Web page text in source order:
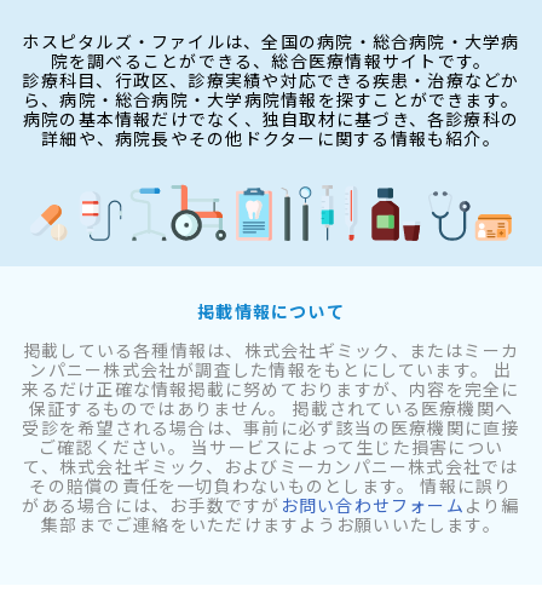
ホスピタルズ・ファイルは、全国の病院・総合病院・大学病
院を調べることができる、総合医療情報サイトです。
診療科目、行政区、診療実績や対応できる疾患・治療などか
ら、病院・総合病院・大学病院情報を探すことができます。
病院の基本情報だけでなく、独自取材に基づき、各診療科の
詳細や、病院長やその他ドクターに関する情報も紹介。
掲載情報について
掲載している各種情報は、株式会社ギミック、またはミーカ
ンパニー株式会社が調査した情報をもとにしています。 出
来るだけ正確な情報掲載に努めておりますが、内容を完全に
保証するものではありません。 掲載されている医療機関へ
受診を希望される場合は、事前に必ず該当の医療機関に直接
ご確認ください。 当サービスによって生じた損害につい
て、株式会社ギミック、およびミーカンパニー株式会社では
その賠償の責任を一切負わないものとします。 情報に誤り
がある場合には、お手数ですが お問い合わせフォーム より編
集部までご連絡をいただけますようお願いいたします。